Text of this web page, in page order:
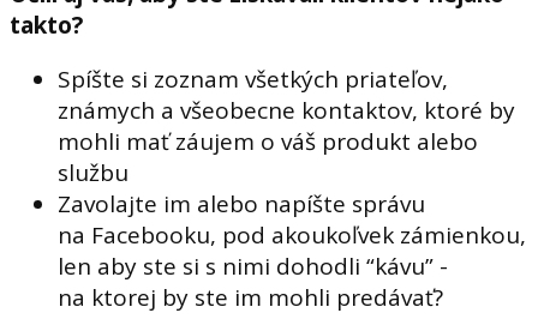
takto?
Spíšte si zoznam všetkých priateľov,
známych a všeobecne kontaktov, ktoré by
mohli mať záujem o váš produkt alebo
službu
Zavolajte im alebo napíšte správu
na Facebooku, pod akoukoľvek zámienkou,
len aby ste si s nimi dohodli “kávu” -
na ktorej by ste im mohli predávať?